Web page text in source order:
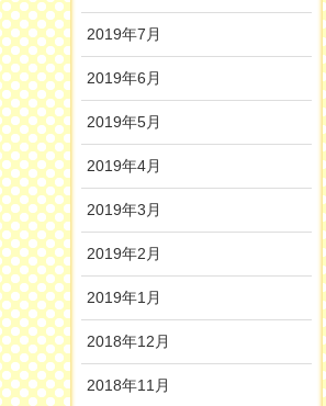
2019年7月
2019年6月
2019年5月
2019年4月
2019年3月
2019年2月
2019年1月
2018年12月
2018年11月